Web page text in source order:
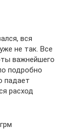
вся
не так. Все
важнейшего
подробно
падает
расход